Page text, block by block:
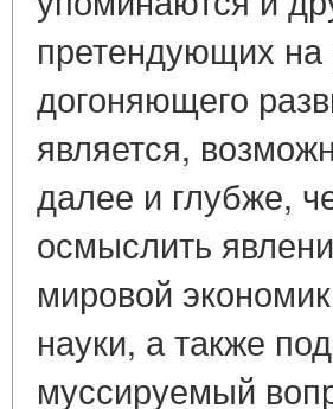
претендующих на
догоняющего
является,
далее и глубже,
осмыслить
мировой
науки, а также
муссируемый